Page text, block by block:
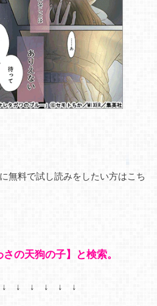
無料で試し読みをしたい方はこち
の天狗の子】と検索。
↓ ↓ ↓ ↓ ↓